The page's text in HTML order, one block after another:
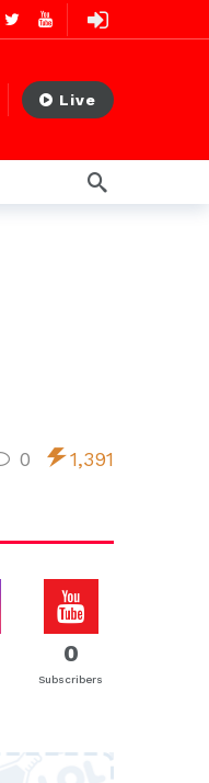
Live
0 1,391
0
Subscribers